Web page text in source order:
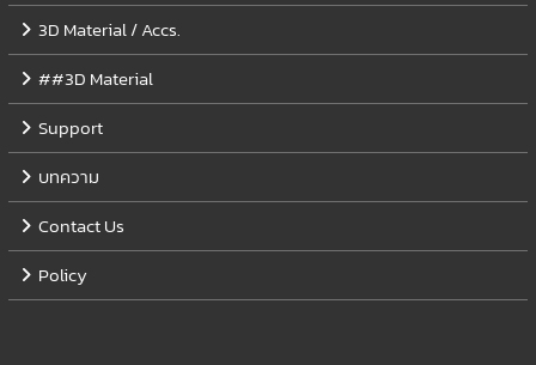
3D Material / Accs.
##3D Material
Support
บทความ
Contact Us
Policy